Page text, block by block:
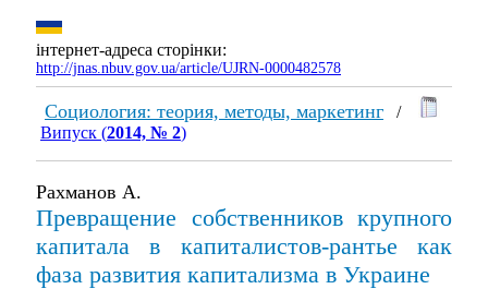
інтернет-адреса сторінки:
http://jnas.nbuv.gov.ua/article/UJRN-0000482578
Социология: теория, методы, маркетинг /
Випуск (2014, № 2)
Рахманов А.
Превращение собственников крупного
капитала в капиталистов-рантье как
фаза развития капитализма в Украине